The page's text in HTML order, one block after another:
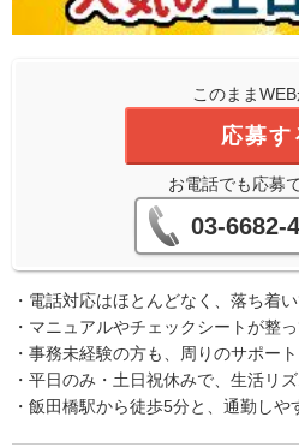
このままWEB
応募す
お電話でも応募
03-6682-
・電話対応はほとんどなく、落ち着
・マニュアルやチェックシートが整
・事務未経験の方も、周りのサポー
・平日のみ・土日祝休みで、生活リ
・飯田橋駅から徒歩5分と、通勤しや